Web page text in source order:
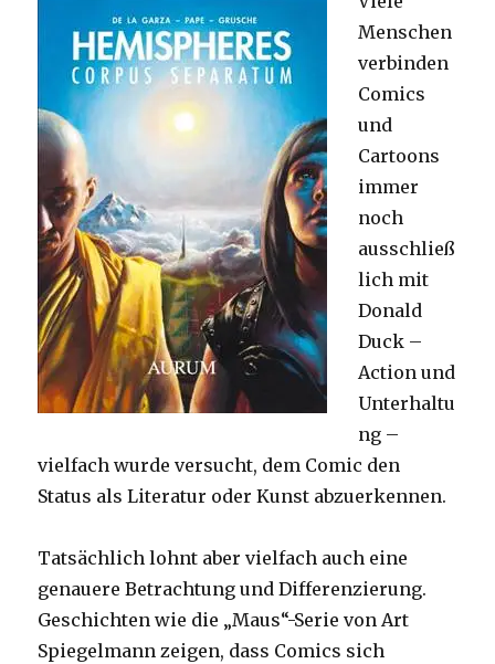
Menschen
verbinden
Comics
und
Cartoons
immer
noch
ausschließ
lich mit
Donald
Duck –
Action und
Unterhaltu
ng –
vielfach wurde versucht, dem Comic den
Status als Literatur oder Kunst abzuerkennen.
Tatsächlich lohnt aber vielfach auch eine
genauere Betrachtung und Differenzierung.
Geschichten wie die „Maus“-Serie von Art
Spiegelmann zeigen, dass Comics sich